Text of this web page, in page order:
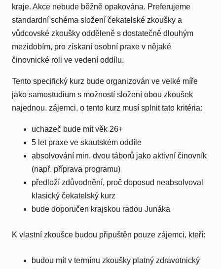
kraje. Akce nebude běžně opakována. Preferujeme
standardní schéma složení čekatelské zkoušky a
vůdcovské zkoušky odděleně s dostatečně dlouhým
mezidobím, pro získaní osobní praxe v nějaké
činovnické roli ve vedení oddílu.
Tento specifický kurz bude organizován ve velké míře
jako samostudium s možností složení obou zkoušek
najednou. zájemci, o tento kurz musí splnit tato kritéria:
uchazeč bude mít věk 26+
5 let praxe ve skautském oddíle
absolvování min. dvou táborů jako aktivní činovník
(např. příprava programu)
předloží zdůvodnění, proč doposud neabsolvoval
klasický čekatelský kurz
bude doporučen krajskou radou Junáka
K vlastní zkoušce budou připuštěn pouze zájemci, kteří:
budou mít v termínu zkoušky platný zdravotnický